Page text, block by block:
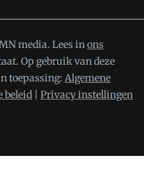
media. Lees inons
Op gebruik van deze
toepassing: Algemene
beleid Privacy instellingen